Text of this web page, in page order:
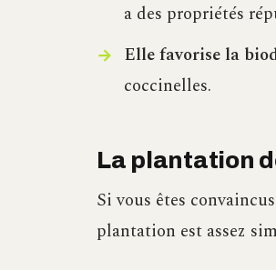
a des propriétés
Elle favorise la
coccinelles.
La plantation
Si vous êtes
plantation est assez